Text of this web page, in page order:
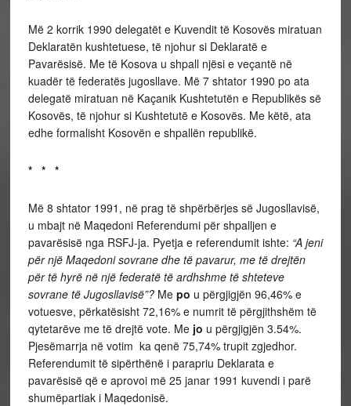
Më 2 korrik 1990 delegatët e Kuvendit të Kosovës miratuan
Deklaratën kushtetuese, të njohur si Deklaratë e
Pavarësisë. Me të Kosova u shpall njësi e veçantë në
kuadër të federatës jugosllave. Më 7 shtator 1990 po ata
delegatë miratuan në Kaçanik Kushtetutën e Republikës së
Kosovës, të njohur si Kushtetutë e Kosovës. Me këtë, ata
edhe formalisht Kosovën e shpallën republikë.
* * *
Më 8 shtator 1991, në prag të shpërbërjes së Jugosllavisë,
u mbajt në Maqedoni Referendumi për shpalljen e
pavarësisë nga RSFJ-ja. Pyetja e referendumit ishte: “A jeni
për një Maqedoni sovrane dhe të pavarur, me të drejtën
për të hyrë në një federatë të ardhshme të shteteve
sovrane të Jugosllavisë”?Me po u përgjigjën 96,46% e
votuesve, përkatësisht 72,16% e numrit të përgjithshëm të
qytetarëve me të drejtë vote. Me jo u përgjigjën 3.54%.
Pjesëmarrja në votim ka qenë 75,74% trupit zgjedhor.
Referendumit të sipërthënë i parapriu Deklarata e
pavarësisë që e aprovoi më 25 janar 1991 kuvendi i parë
shumëpartiak i Maqedonisë.